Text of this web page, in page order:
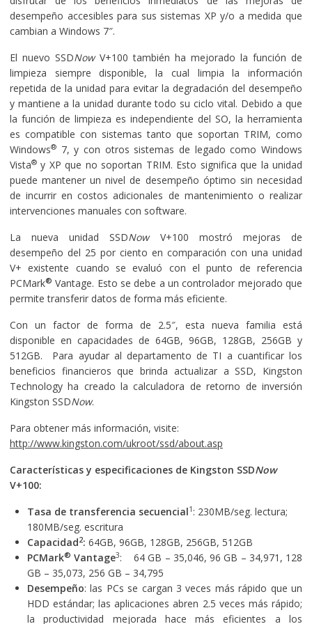
desempeño accesibles para sus sistemas XP y/o a medida que
cambian a Windows 7″.
El nuevo SSDNowV+100 también ha mejorado la función de
limpieza siempre disponible, la cual limpia la información
repetida de la unidad para evitar la degradación del desempeño
y mantiene a la unidad durante todo su ciclo vital. Debido a que
la función de limpieza es independiente del SO, la herramienta
es compatible con sistemas tanto que soportan TRIM, como
Windows®7, y con otros sistemas de legado como Windows
Vista®y XP que no soportan TRIM. Esto significa que la unidad
puede mantener un nivel de desempeño óptimo sin necesidad
de incurrir en costos adicionales de mantenimiento o realizar
intervenciones manuales con software.
La nueva unidad SSDNow V+100 mostró mejoras de
desempeño del 25 por ciento en comparación con una unidad
V+ existente cuando se evaluó con el punto de referencia
PCMark® Vantage. Esto se debe a un controlador mejorado que
permite transferir datos de forma más eficiente.
Con un factor de forma de 2.5″, esta nueva familia está
disponible en capacidades de 64GB, 96GB, 128GB, 256GB y
512GB. Para ayudar al departamento de TI a cuantificar los
beneficios financieros que brinda actualizar a SSD, Kingston
Technology ha creado la calculadora de retorno de inversión
Kingston SSDNow.
Para obtener más información, visite:
http://www.kingston.com/ukroot/ssd/about.asp
Características y especificaciones de Kingston SSDNow
V+100:
Tasa de transferencia secuencial1 : 230MB/seg. lectura;
180MB/seg. escritura
Capacidad2: 64GB, 96GB, 128GB, 256GB, 512GB
PCMark® Vantage3: 64 GB – 35,046, 96 GB – 34,971, 128
GB – 35,073, 256 GB – 34,795
Desempeño: las PCs se cargan 3 veces más rápido que un
HDD estándar; las aplicaciones abren 2.5 veces más rápido;
la productividad mejorada hace más eficientes a los